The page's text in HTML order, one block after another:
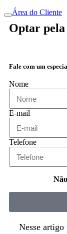
Área do Cliente
Optar pela
Fale com um
Nome
E-mail
Telefone
Nesse